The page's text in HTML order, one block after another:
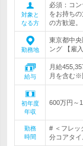
対象と
なる方
必須：コ
をお持ち
の方歓迎。
勤務地
東京都中
ング 【雇
給与
月給
月を含む※
初年度
年収
600万円～
勤務
時間
# ＜フレ
分コアタ